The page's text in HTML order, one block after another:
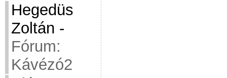
Hegedüs
Zoltán -
Fórum:
Kávézó2